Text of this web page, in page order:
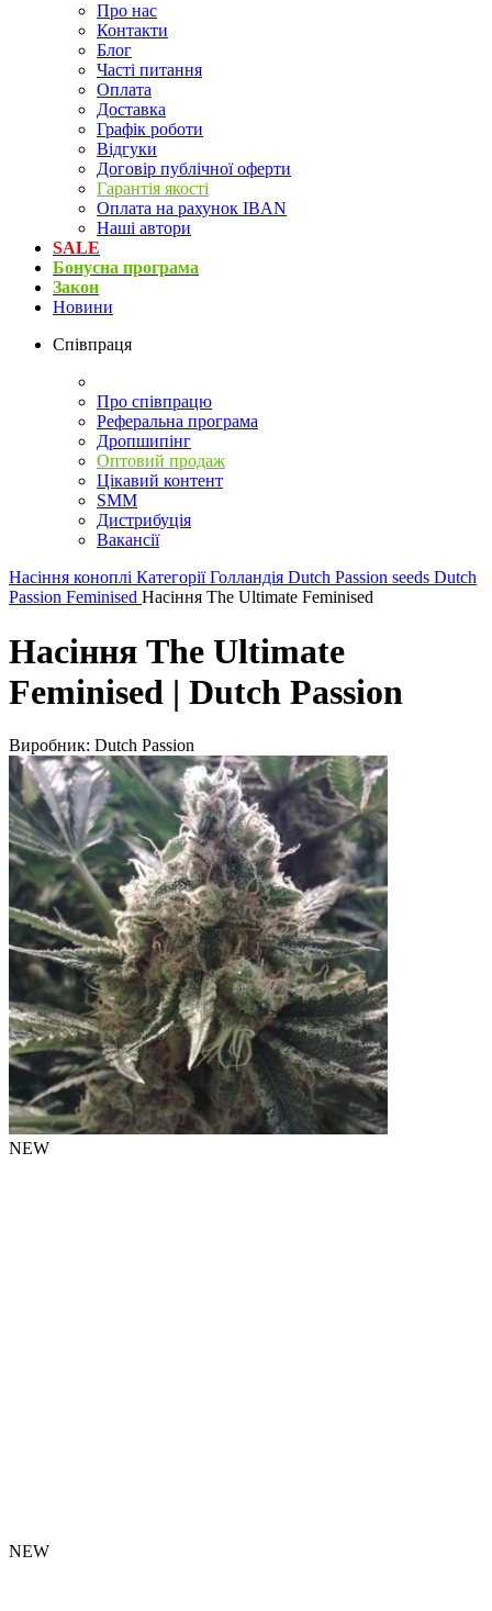
Про нас
Контакти
Блог
Часті питання
Оплата
Доставка
Графік роботи
Відгуки
Договір публічної оферти
Гарантія якості
Оплата на рахунок IBAN
Наші автори
SALE
Бонусна програма
Закон
Новини
Співпраця
Про співпрацю
Реферальна програма
Дропшипінг
Оптовий продаж
Цікавий контент
SMM
Дистрибуція
Вакансії
Насіння коноплі КатегоріїГолландія Dutch Passion seeds Dutch
Passion Feminised Насіння The Ultimate Feminised
Насіння The Ultimate
Feminised | Dutch Passion
Виробник: Dutch Passion
NEW
NEW